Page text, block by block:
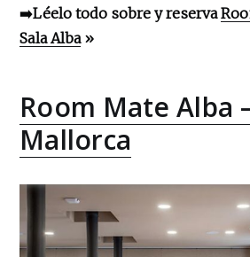
➡️Léelo todo sobre y reserva
Sala Alba»
Room Mate Alba
Mallorca